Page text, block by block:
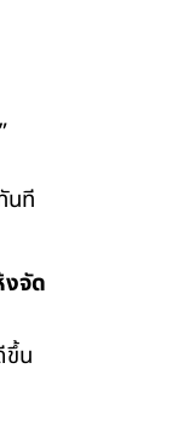
นที
จัด
น